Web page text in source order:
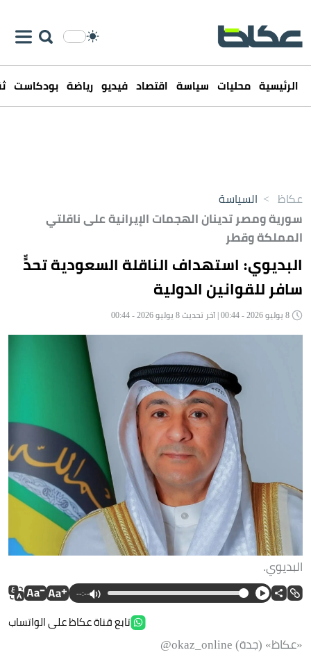
الرئيسية محليات سياسة اقتصاد فيديو رياضة بودكاست
عكاظ > السياسة
سورية ومصر تدينان الهجمات الإيرانية على ناقلتي
المملكة وقطر
البديوي: استهداف الناقلة السعودية تحدٍّ
سافر للقوانين الدولية
البديوي.
--:--
تابع قناة عكاظ على الواتساب
«عكاظ» (جدة) okaz_online@